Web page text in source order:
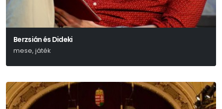
Berzsián és Dideki
mese, játék